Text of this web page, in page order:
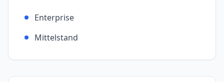
Enterprise
Mittelstand